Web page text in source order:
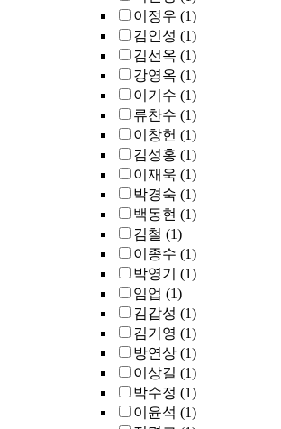
이정우 (1)
김인성 (1)
김선옥 (1)
강영옥 (1)
이기수 (1)
류찬수 (1)
이창헌 (1)
김성홍 (1)
이재욱 (1)
박경숙 (1)
백동현 (1)
김철 (1)
이종수 (1)
박영기 (1)
임업 (1)
김갑성 (1)
김기영 (1)
방연상 (1)
이상길 (1)
박수정 (1)
이윤석 (1)